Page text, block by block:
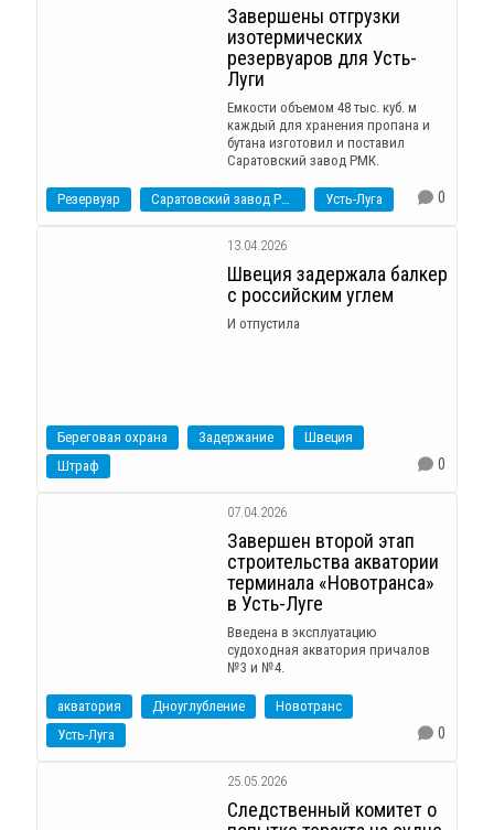
Завершены отгрузки
изотермических
резервуаров для Усть-
Луги
Емкости объемом 48 тыс. куб. м
каждый для хранения пропана и
бутана изготовил и поставил
Саратовский завод РМК.
Резервуар Саратовский завод РМК Усть-Луга 0
13.04.2026
Швеция задержала балкер
с российским углем
И отпустила
Береговая охрана Задержание
Швеция
Штраф
0
07.04.2026
Завершен второй этап
строительства акватории
терминала «Новотранса»
в Усть-Луге
Введена в эксплуатацию
судоходная акватория причалов
№3 и №4.
акватория Дноуглубление
Новотранс
Усть-Луга
0
25.05.2026
Следственный комитет о